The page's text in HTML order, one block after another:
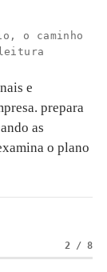
o caminho
leitura
e
prepara
as
o plano
2 / 8